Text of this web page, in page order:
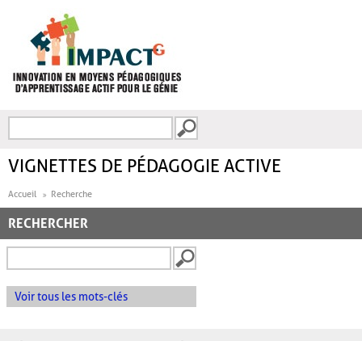
FORMULAIRE DE
VIGNETTES DE PÉDAGOGIE ACTIVE
Accueil Recherche
RECHERCHER
Voir tous les mots-clés